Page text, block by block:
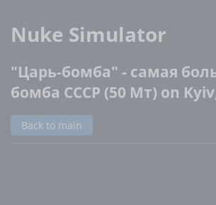
Nuke Simulator
"Царь-бомба" - самая
бомба СССР (50 Мт) on
Back to main